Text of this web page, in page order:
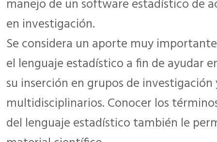
manejo de un software estadístico de
en investigación.
Se considera un aporte muy
el lenguaje estadístico a fin de ayudar
su inserción en grupos de
multidisciplinarios. Conocer los
del lenguaje estadístico también le